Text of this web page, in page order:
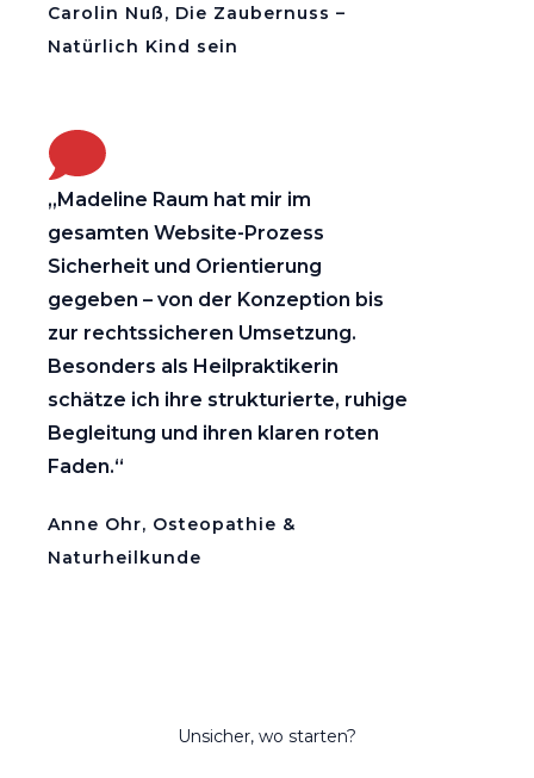
Carolin Nuß, Die Zaubernuss –
Natürlich Kind sein
„Madeline Raum hat mir im
gesamten Website-Prozess
Sicherheit und Orientierung
gegeben – von der Konzeption bis
zur rechtssicheren Umsetzung.
Besonders als Heilpraktikerin
schätze ich ihre strukturierte, ruhige
Begleitung und ihren klaren roten
Faden.“
Anne Ohr, Osteopathie &
Naturheilkunde
Unsicher, wo starten?